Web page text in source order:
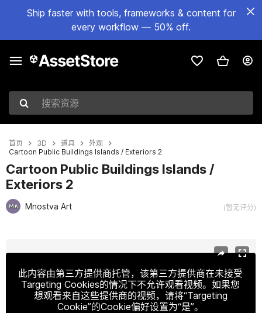
Ship faster with tools, frameworks & content for
every workflow — 50% off.
搜索资源
首页 3D 道具
外观
Cartoon Public Buildings Islands / Exteriors 2
Cartoon Public Buildings Islands /
Exteriors 2
Mnostva Art (暂无评分)
此内容由第三方提供商托管，该第三方提供商在未接受
Targeting Cookies的情况下不允许观看视频。如果您
想观看来自这些提供商的视频，请将“Targeting
Cookie”的Cookie偏好设置为“是”。